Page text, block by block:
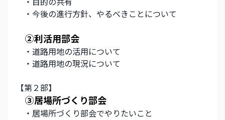
・今後の進行方針、やるべきことについて
②利活用部会
・道路用地の活用について
・道路用地の現況について
【第２部】
③居場所づくり部会
・居場所づくり部会でやりたいこと